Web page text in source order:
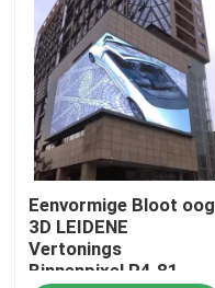
Huis
Producten
Videos
Eenvormige Bloot oog
3D LEIDENE
Vertonings
Binnenpixel P4.81